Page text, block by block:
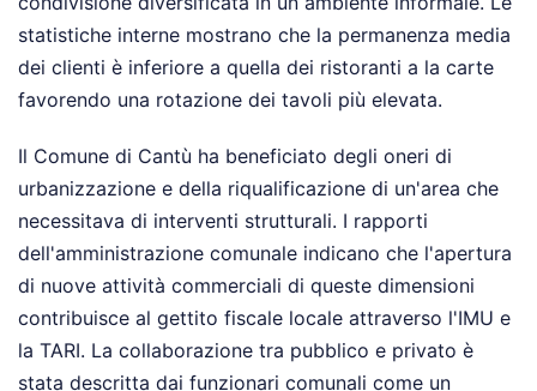
statistiche interne mostrano che la permanenza media
dei clienti è inferiore a quella dei ristoranti a la carte
favorendo una rotazione dei tavoli più elevata.
Il Comune di Cantù ha beneficiato degli oneri di
urbanizzazione e della riqualificazione di un'area che
necessitava di interventi strutturali. I rapporti
dell'amministrazione comunale indicano che l'apertura
di nuove attività commerciali di queste dimensioni
contribuisce al gettito fiscale locale attraverso l'IMU e
la TARI. La collaborazione tra pubblico e privato è
stata descritta dai funzionari comunali come un